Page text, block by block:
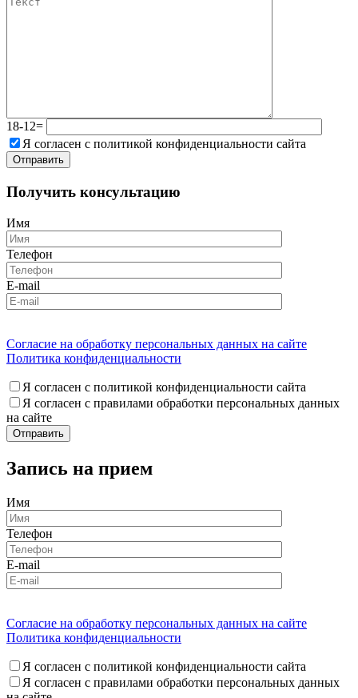
18-12=
Я согласен с политикой конфиденциальности сайта
Получить консультацию
Имя
Телефон
E-mail
Согласие на обработку персональных данных на сайте
Политика конфиденциальности
Я согласен с политикой конфиденциальности сайта
Я согласен с правилами обработки персональных данных
на сайте
Запись на прием
Имя
Телефон
E-mail
Согласие на обработку персональных данных на сайте
Политика конфиденциальности
Я согласен с политикой конфиденциальности сайта
Я согласен с правилами обработки персональных данных